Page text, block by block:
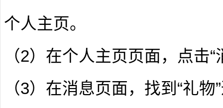
个人主页。
（2）在个人主页页面，点击“
（3）在消息页面，找到“礼